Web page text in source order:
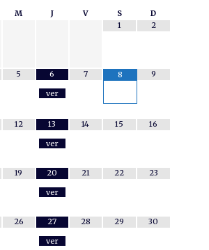
M J V S
D
1
2
5
6
ver
7 8 9
12
13
ver
14 15 16
19
20
ver
21 22 23
26
27
ver
28 29 30